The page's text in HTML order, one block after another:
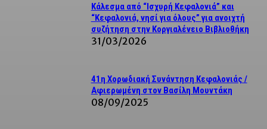
Κάλεσμα από “Ισχυρή Κεφαλονιά” και
“Κεφαλονιά, νησί για όλους” για ανοιχτή
συζήτηση στην Κοργιαλένειο Βιβλιοθήκη
31/03/2026
41η Χορωδιακή Συνάντηση Κεφαλονιάς /
Αφιερωμένη στον Βασίλη Μουντάκη
08/09/2025